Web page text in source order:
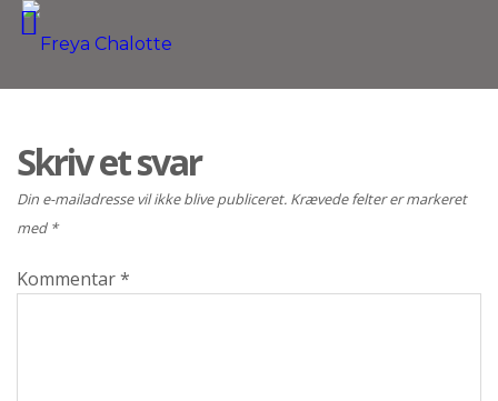
Skriv et svar
Din e-mailadresse vil ikke blive publiceret. Krævede felter er markeret
med *
Kommentar*